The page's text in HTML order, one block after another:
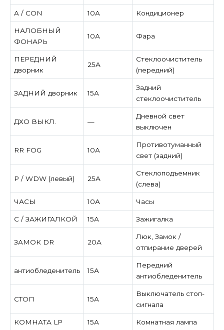
A / CON 10А Кондиционер
НАЛОБНЫЙ
ФОНАРЬ
10А Фара
ПЕРЕДНИЙ
дворник
25А
Стеклоочиститель
(передний)
ЗАДНИЙ дворник 15А
Задний
стеклоочиститель
ДХО ВЫКЛ. —
Дневной свет
выключен
RR FOG 10А
Противотуманный
свет (задний)
P / WDW (левый) 25А
Стеклоподъемник
(слева)
ЧАСЫ 10А Часы
С / ЗАЖИГАЛКОЙ 15А Зажигалка
ЗАМОК DR 20А
Люк, Замок /
отпирание дверей
антиобледенитель 15А
Передний
антиобледенитель
СТОП 15А
Выключатель стоп-
сигнала
КОМНАТА LP 15А Комнатная лампа